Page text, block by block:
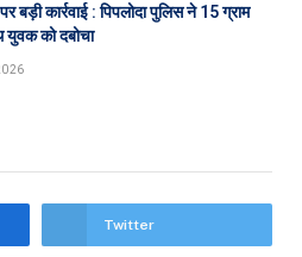
बड़ी कार्रवाई : पिपलोदा पुलिस ने 15 ग्राम
युवक को दबोचा
Twitter